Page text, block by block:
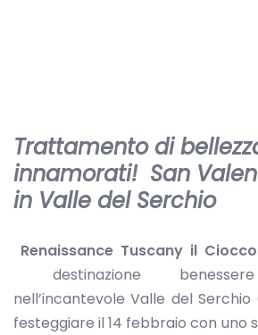
Trattamento di
innamorati! San
in Valle del Serchio
Renaissance Tuscany il
destinazione benessere
nell’incantevole Valle del
festeggiare il 14 febbraio con uno